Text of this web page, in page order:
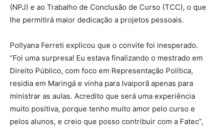
(NPJ) e ao Trabalho de Conclusão de Curso (TCC), o que
lhe permitirá maior dedicação a projetos pessoais.
Pollyana Ferreti explicou que o convite foi inesperado.
“Foi uma surpresa! Eu estava finalizando o mestrado em
Direito Público, com foco em Representação Política,
residia em Maringá e vinha para Ivaiporã apenas para
ministrar as aulas. Acredito que será uma experiência
muito positiva, porque tenho muito amor pelo curso e
pelos alunos, e creio que posso contribuir com a Fatec”,